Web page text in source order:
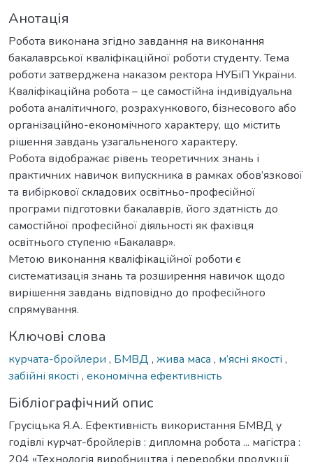
Анотація
Робота виконана згідно завдання на виконання
бакалаврської кваліфікаційної роботи студенту. Тема
роботи затверджена наказом ректора НУБіП України.
Кваліфікаційна робота – це самостійна індивідуальна
робота аналітичного, розрахункового, бізнесового або
організаційно-економічного характеру, що містить
рішення завдань узагальненого характеру.
Робота відображає рівень теоретичних знань і
практичних навичок випускника в рамках обов’язкової
та вибіркової складових освітньо-професійної
програми підготовки бакалаврів, його здатність до
самостійної професійної діяльності як фахівця
освітнього ступеню «Бакалавр».
Метою виконання кваліфікаційної роботи є
систематизація знань та розширення навичок щодо
вирішення завдань відповідно до професійного
спрямування.
Ключові слова
курчата-бройлери , БМВД , жива маса , м’ясні якості ,
забійні якості , економічна ефективність
Бібліографічний опис
Грусіцька Я.А. Ефективність використання БМВД у
годівлі курчат-бройлерів : дипломна робота ... магістра :